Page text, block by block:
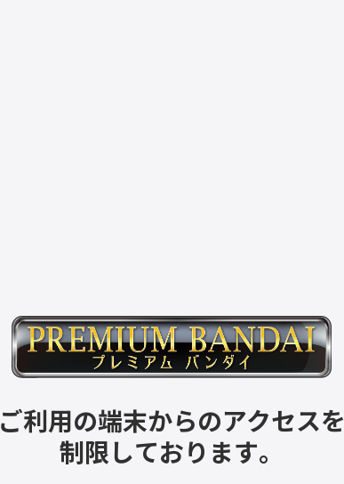
ご利用の端末からのアクセスを
制限しております。